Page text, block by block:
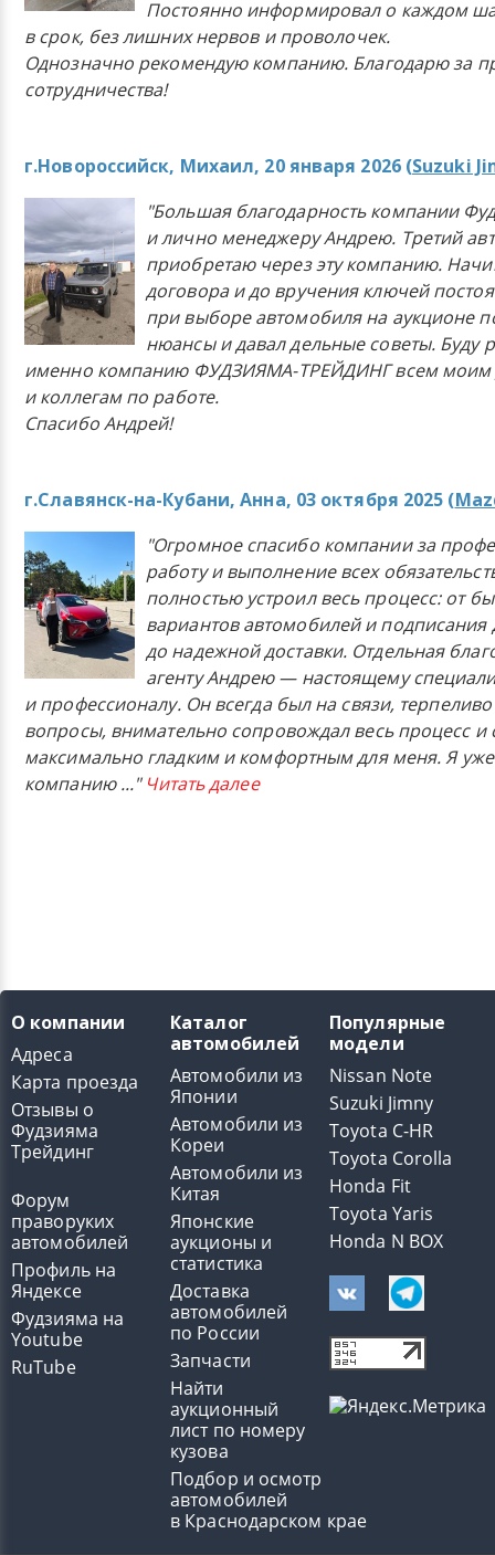
Постоянно информировал о каждом
в срок, без лишних нервов и проволочек.
Однозначно рекомендую компанию. Благодарю за
сотрудничества!
г.Новороссийск, Михаил, 20 января 2026 (Suzuki
"Большая благодарность компании
и лично менеджеру Андрею. Третий
приобретаю через эту компанию.
договора и до вручения ключей
при выборе автомобиля на аукционе
нюансы и давал дельные советы. Буду
именно компанию ФУДЗИЯМА-ТРЕЙДИНГ всем моим
и коллегам по работе.
Спасибо Андрей!
г.Славянск-на-Кубани, Анна, 03 октября 2025 (
"Огромное спасибо компании за
работу и выполнение всех
полностью устроил весь процесс: от
вариантов автомобилей и подписания
до надежной доставки. Отдельная
агенту Андрею — настоящему
и профессионалу. Он всегда был на связи,
вопросы, внимательно сопровождал весь процесс и
максимально гладким и комфортным для меня. Я
компанию..." Читать далее
О компании
Адреса
Карта проезда
Отзывы о
Фудзияма
Трейдинг
Форум
праворуких
автомобилей
Профиль на
Яндексе
Фудзияма на
Youtube
RuTube
Каталог
автомобилей
Автомобили из
Японии
Автомобили из
Кореи
Автомобили из
Китая
Японские
аукционы и
статистика
Доставка
автомобилей
по России
Запчасти
Найти
аукционный
лист по номеру
кузова
Подбор и осмотр
автомобилей
в Краснодарском крае
Популярные
модели
Nissan Note
Suzuki Jimny
Toyota C-HR
Toyota Corolla
Honda Fit
Toyota Yaris
Honda N BOX